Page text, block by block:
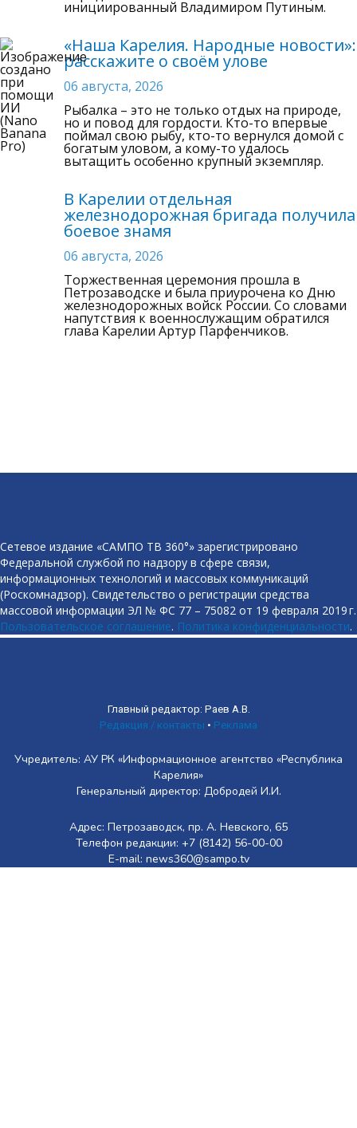
инициированный Владимиром Путиным.
«Наша Карелия. Народные новости»:
расскажите о своём улове
06 августа, 2026
Рыбалка – это не только отдых на природе,
но и повод для гордости. Кто-то впервые
поймал свою рыбу, кто-то вернулся домой с
богатым уловом, а кому-то удалось
вытащить особенно крупный экземпляр.
В Карелии отдельная
железнодорожная бригада получила
боевое знамя
06 августа, 2026
Торжественная церемония прошла в
Петрозаводске и была приурочена ко Дню
железнодорожных войск России. Со словами
напутствия к военнослужащим обратился
глава Карелии Артур Парфенчиков.
Сетевое издание «САМПО ТВ 360°» зарегистрировано
Федеральной службой по надзору в сфере связи,
информационных технологий и массовых коммуникаций
(Роскомнадзор). Свидетельство о регистрации средства
массовой информации ЭЛ № ФС 77 – 75082 от 19 февраля 2019 г.
Пользовательское соглашение. Политика конфиденциальности.
Главный редактор: Раев А.В.
Редакция / контакты • Реклама
Учредитель: АУ РК «Информационное агентство «Республика
Карелия»
Генеральный директор: Добродей И.И.
Адрес: Петрозаводск, пр. А. Невского, 65
Телефон редакции: +7 (8142) 56-00-00
E-mail: news360@sampo.tv